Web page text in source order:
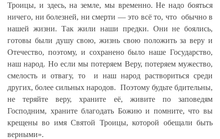
Троицы, и здесь, на земле, мы временно. Не надо бояться
ничего, ни болезней, ни смерти — это всё то, что обычно в
нашей жизни. Так жили наши предки. Они не боялись,
готовы были душу свою, жизнь свою положить за веру и
Отечество, поэтому, и сохранено было наше Государство,
наш народ. Но если мы потеряем Веру, потеряем мужество,
смелость и отвагу, то и наш народ раствориться среди
других, более сильных народов. Поэтому будьте бдительны,
не теряйте веру, храните её, живите по заповедям
Господним, храните благодать Божию и помните, что вы
крещены во имя Святой Троицы, которой обещали быть
верными».